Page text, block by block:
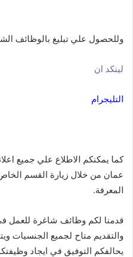
وللحصول علي تبليغ بالوظائف
لينكد ان
التليجرام
كما يمكنكم الاطلاع علي جميع
عمان من خلال زيارة القسم
المعرفة.
قدمنا لكم وظائف شاغرة للعمل
والتقديم متاح لجميع الجنسيات
يحالفكم التوفيق في ايجاد